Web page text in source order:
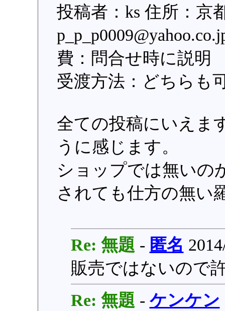
投稿者：ks 住所：京
費：問合せ時に説明
受渡方法：どちらも
全ての投稿にいえま
うに感じます。
ショップでは無いの
されても仕方の無い
Re: 無題 - 匿名
販売ではないので
Re: 無題 - ケンケン